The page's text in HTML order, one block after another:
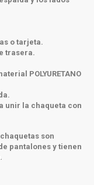
o tarjeta.
trasera.
POLYURETANO
unir la chaqueta con
son
pantalones y tienen